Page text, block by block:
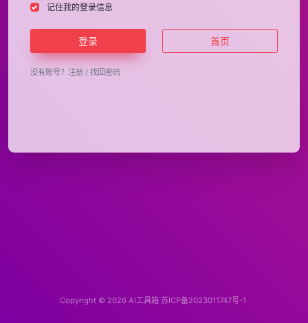
记住我的登录信息
登录 首页
没有账号？ 注册 / 找回密码
Copyright © 2026 AI工具箱 苏ICP备2023011747号-1